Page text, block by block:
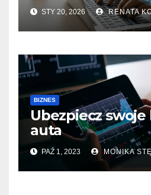
STY 20, 2026 RENATA
BIZNES
Ubezpiecz
auta
PAŹ 1, 2023 MONIKA